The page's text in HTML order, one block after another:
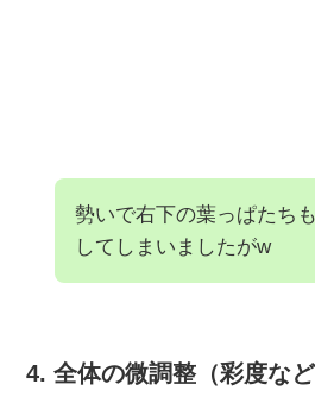
勢いで右下の葉っぱたち
してしまいましたがw
4. 全体の微調整（彩度など